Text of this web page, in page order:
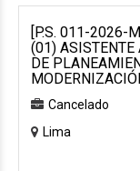
[P.S. 011-2026-
(01)
DE
Cancelado
Lima